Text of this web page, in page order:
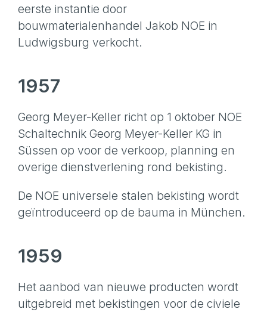
eerste instantie door
bouwmaterialenhandel Jakob NOE in
Ludwigsburg verkocht.
1957
Georg Meyer-Keller richt op 1 oktober NOE
Schaltechnik Georg Meyer-Keller KG in
Süssen op voor de verkoop, planning en
overige dienstverlening rond bekisting.
De NOE universele stalen bekisting wordt
geïntroduceerd op de bauma in München.
1959
Het aanbod van nieuwe producten wordt
uitgebreid met bekistingen voor de civiele